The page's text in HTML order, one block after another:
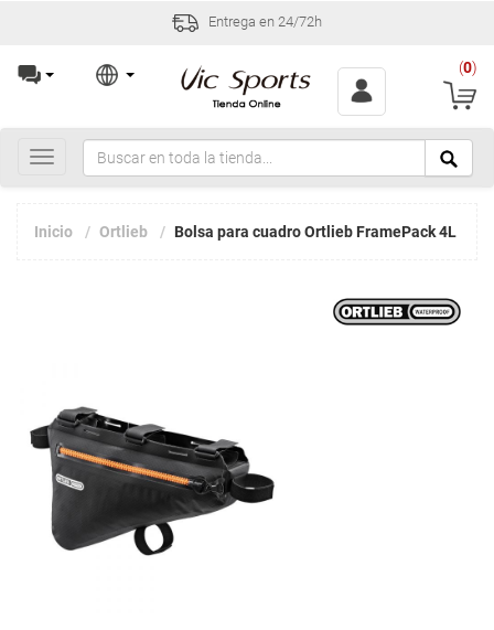
Entrega en 24/72h
(0)
Toggle
navigation
Inicio Ortlieb Bolsa para cuadro Ortlieb FramePack 4L